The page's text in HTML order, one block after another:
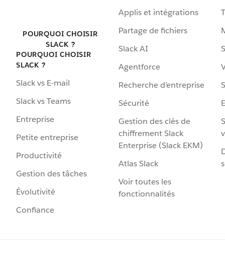
POURQUOI CHOISIR
SLACK ?
POURQUOI CHOISIR
SLACK ?
Slack vs E-mail
Slack vs Teams
Entreprise
Petite entreprise
Productivité
Gestion des tâches
Évolutivité
Confiance
Applis et intégrations
Partage de fichiers
Slack AI
Agentforce
Recherche d’entreprise
Sécurité
Gestion des clés de
chiffrement Slack
Enterprise (Slack EKM)
Atlas Slack
Voir toutes les
fonctionnalités